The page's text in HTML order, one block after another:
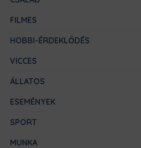
FILMES
HOBBI-ÉRDEKLŐDÉS
VICCES
ÁLLATOS
ESEMÉNYEK
SPORT
MUNKA